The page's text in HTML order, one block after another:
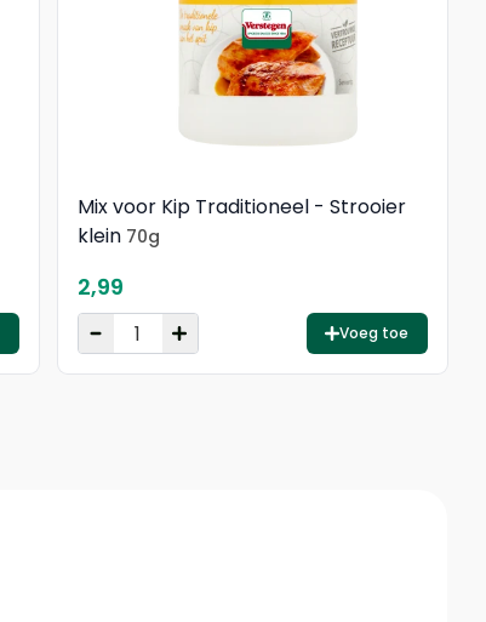
Mix voor Kip Traditioneel - Strooier
klein 70g
2,99
Voeg toe